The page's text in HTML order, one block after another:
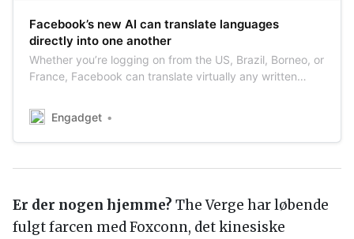
Facebook’s new AI can translate languages
directly into one another
Whether you’re logging on from the US, Brazil, Borneo, or
France, Facebook can translate virtually any written
using automated machine translation. In fact, Facebook
provides around 20 billion translations everyday for its
News Feed alone. …
Engadget
Er der nogen hjemme? The Verge har løbende
fulgt farcen med Foxconn, det kinesiske